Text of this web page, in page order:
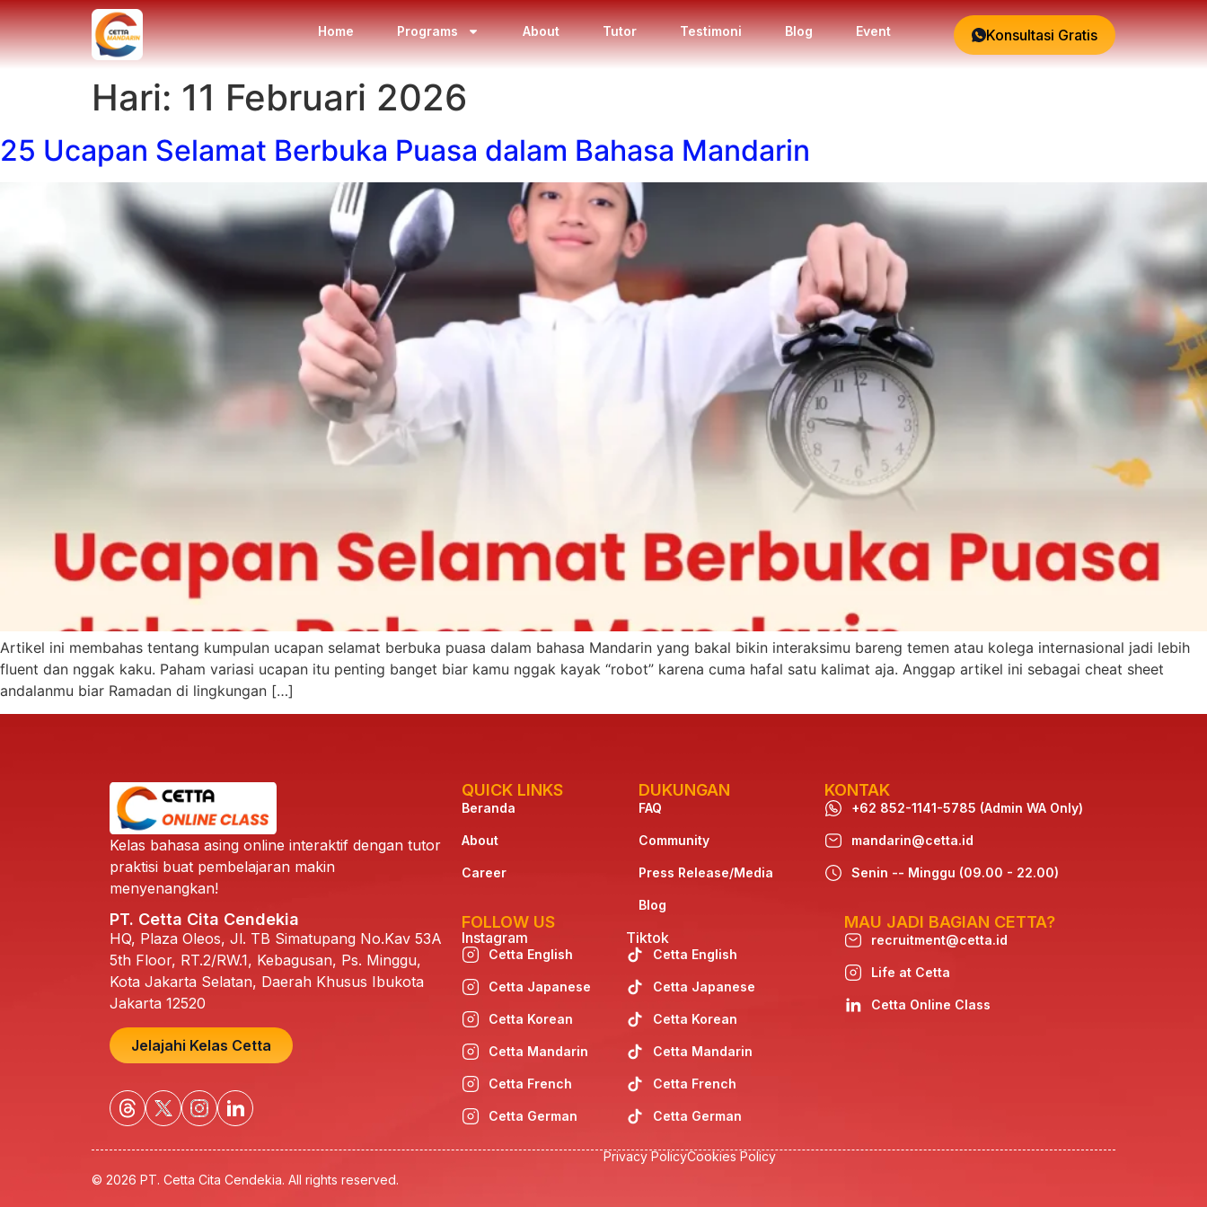
Home Programs About Tutor Testimoni Blog Event Konsultasi Gratis
Hari: 11 Februari 2026
25 Ucapan Selamat Berbuka Puasa dalam Bahasa Mandarin
Artikel ini membahas tentang kumpulan ucapan selamat berbuka puasa dalam bahasa Mandarin yang bakal bikin interaksimu bareng temen atau kolega internasional jadi lebih
fluent dan nggak kaku. Paham variasi ucapan itu penting banget biar kamu nggak kayak “robot” karena cuma hafal satu kalimat aja. Anggap artikel ini sebagai cheat sheet
andalanmu biar Ramadan di lingkungan […]
Kelas bahasa asing online interaktif dengan tutor
praktisi buat pembelajaran makin
menyenangkan!
PT. Cetta Cita Cendekia
HQ, Plaza Oleos, Jl. TB Simatupang No.Kav 53A
5th Floor, RT.2/RW.1, Kebagusan, Ps. Minggu,
Kota Jakarta Selatan, Daerah Khusus Ibukota
Jakarta 12520
Jelajahi Kelas Cetta
QUICK LINKS
Beranda
About
Career
DUKUNGAN
FAQ
Community
Press Release/Media
Blog
KONTAK
+62 852-1141-5785 (Admin WA Only)
mandarin@cetta.id
Senin -- Minggu (09.00 - 22.00)
FOLLOW US
Instagram
Cetta English
Cetta Japanese
Cetta Korean
Cetta Mandarin
Cetta French
Cetta German
Tiktok
Cetta English
Cetta Japanese
Cetta Korean
Cetta Mandarin
Cetta French
Cetta German
MAU JADI BAGIAN CETTA?
recruitment@cetta.id
Life at Cetta
Cetta Online Class
© 2026 PT. Cetta Cita Cendekia. All rights reserved.
Privacy PolicyCookies Policy